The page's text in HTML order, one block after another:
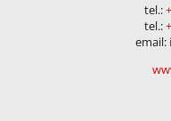
tel.:
tel.:+
email: